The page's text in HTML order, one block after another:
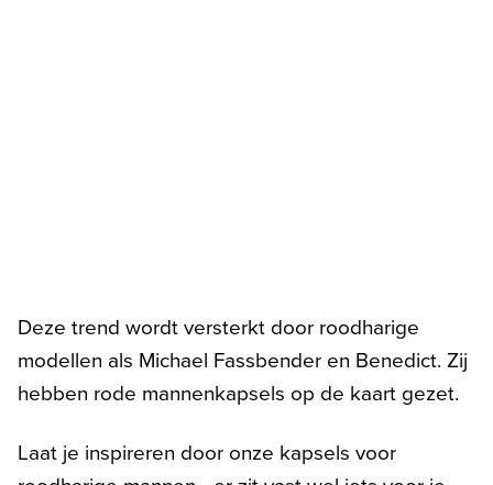
Deze trend wordt versterkt door roodharige
modellen als Michael Fassbender en Benedict. Zij
hebben rode mannenkapsels op de kaart gezet.
Laat je inspireren door onze kapsels voor